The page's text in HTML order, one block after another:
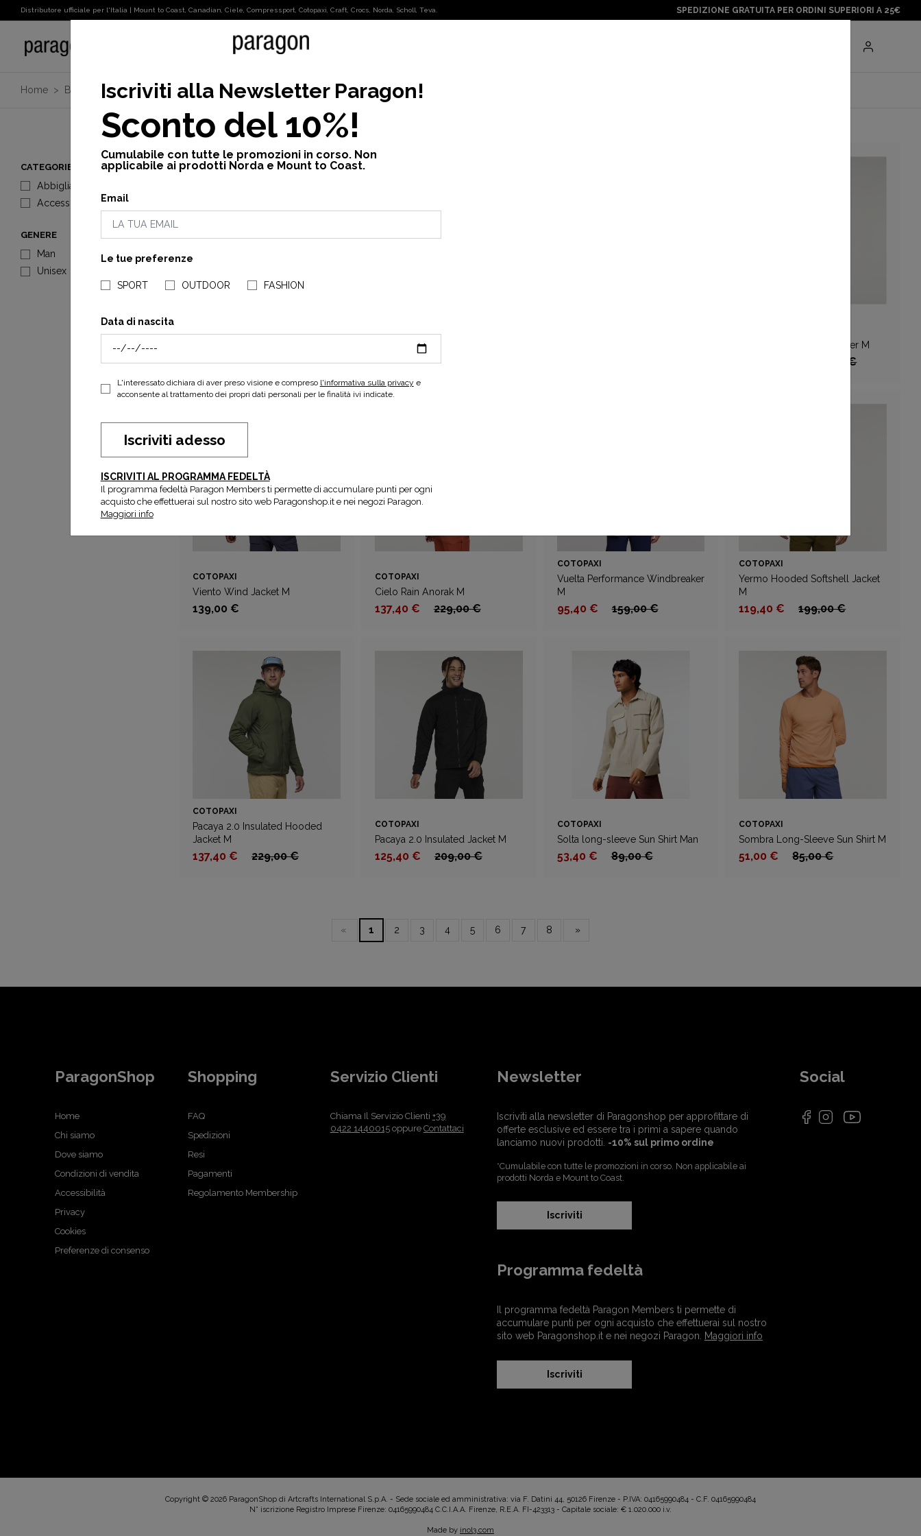
Distributore ufficiale per l'Italia | Mount to Coast, Canadian, Ciele, Compressport, Cotopaxi, Craft, Crocs, Norda, Scholl, Teva. SPEDIZIONE GRATUITA PER ORDINI SUPERIORI A 25€
Home Brand Cotopaxi Uomo Vedi tutto
CATEGORIE
Abbigliamento
Accessori
GENERE
Man
Unisex
da 93,00 € 155,00 €
Impermeo 3L Hooded Shell
da 153,00 €
Teca Half-Zip Windbreaker M
115,00 €
COTOPAXI
Viento Wind Jacket M
139,00 €
COTOPAXI
Cielo Rain Anorak M
137,40 € 229,00 €
COTOPAXI
Vuelta Performance Windbreaker
M
95,40 € 159,00 €
COTOPAXI
Yermo Hooded Softshell Jacket
M
119,40 € 199,00 €
COTOPAXI
Pacaya 2.0 Insulated Hooded
Jacket M
137,40 € 229,00 €
COTOPAXI
Pacaya 2.0 Insulated Jacket M
125,40 € 209,00 €
COTOPAXI
Solta long-sleeve Sun Shirt Man
53,40 € 89,00 €
COTOPAXI
Sombra Long-Sleeve Sun Shirt M
51,00 € 85,00 €
« 1 2 3 4 5 6 7 8 »
ParagonShop
Home
Chi siamo
Dove siamo
Condizioni di vendita
Accessibilità
Privacy
Cookies
Preferenze di consenso
Shopping
FAQ
Spedizioni
Resi
Pagamenti
Regolamento Membership
Servizio Clienti
Chiama Il Servizio Clienti +39
0422 1440015oppure Contattaci
Newsletter
Iscriviti alla newsletter di Paragonshop per approfittare di
offerte esclusive ed essere tra i primi a sapere quando
lanciamo nuovi prodotti. -10% sul primo ordine
*Cumulabile con tutte le promozioni in corso. Non applicabile ai
prodotti Norda e Mount to Coast.
Iscriviti
Programma fedeltà
Il programma fedeltà Paragon Members ti permette di
accumulare punti per ogni acquisto che effettuerai sul nostro
sito web Paragonshop.it e nei negozi Paragon.
Maggiori info
Iscriviti
Social
Copyright © 2026 ParagonShop di Artcrafts International S.p.A. - Sede sociale ed amministrativa: via F. Datini 44, 50126 Firenze - P.IVA: 04165990484 - C.F. 04165990484
N° iscrizione Registro Imprese Firenze: 04165990484 C.C.I.A.A. Firenze, R.E.A. FI-423313 - Capitale sociale: € 1.020.000 i.v.
Made by inol3.com
Iscriviti alla NewsletterParagon!
Sconto del 10%!
Cumulabile con tutte le promozioni in corso. Non
applicabile ai prodotti Norda e Mount to Coast.
Email
Le tue preferenze
SPORT OUTDOOR FASHION
Data di nascita
L'interessato dichiara di aver preso visione e compreso l'informativa sulla privacy e
acconsente al trattamento dei propri dati personali per le finalità ivi indicate.
Iscriviti adesso
ISCRIVITI AL PROGRAMMA FEDELTÀ
Il programma fedeltà Paragon Members ti permette di accumulare punti per ogni
acquisto che effettuerai sul nostro sito web Paragonshop.it e nei negozi Paragon.
Maggiori info